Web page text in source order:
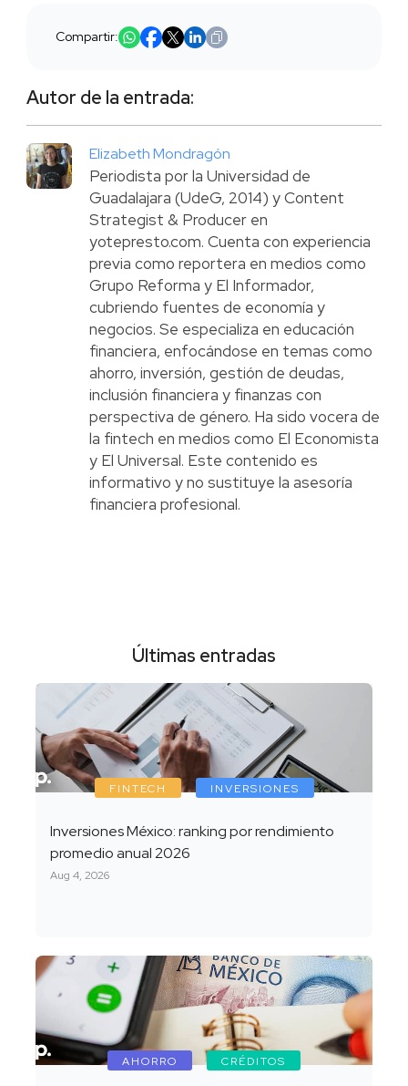
Compartir:
Autor de la entrada:
Elizabeth Mondragón
Periodista por la Universidad de
Guadalajara (UdeG, 2014) y Content
Strategist & Producer en
yotepresto.com. Cuenta con experiencia
previa como reportera en medios como
Grupo Reforma y El Informador,
cubriendo fuentes de economía y
negocios. Se especializa en educación
financiera, enfocándose en temas como
ahorro, inversión, gestión de deudas,
inclusión financiera y finanzas con
perspectiva de género. Ha sido vocera de
la fintech en medios como El Economista
y El Universal. Este contenido es
informativo y no sustituye la asesoría
financiera profesional.
Últimas entradas
FINTECH INVERSIONES
Inversiones México: ranking por rendimiento
promedio anual 2026
Aug 4, 2026
AHORRO CRÉDITOS